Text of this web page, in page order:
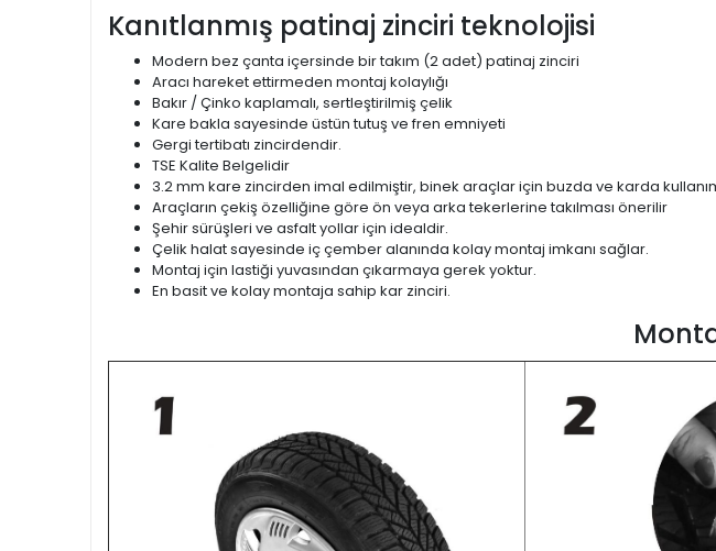
Kanıtlanmış patinaj zinciri teknolojisi
Modern bez çanta içersinde bir takım (2 adet) patinaj zinciri
Aracı hareket ettirmeden montaj kolaylığı
Bakır / Çinko kaplamalı, sertleştirilmiş çelik
Kare bakla sayesinde üstün tutuş ve fren emniyeti
Gergi tertibatı zincirdendir.
TSE Kalite Belgelidir
3.2 mm kare zincirden imal edilmiştir, binek araçlar için buzda ve karda
Araçların çekiş özelliğine göre ön veya arka tekerlerine takılması önerilir
Şehir sürüşleri ve asfalt yollar için idealdir.
Çelik halat sayesinde iç çember alanında kolay montaj imkanı sağlar.
Montaj için lastiği yuvasından çıkarmaya gerek yoktur.
En basit ve kolay montaja sahip kar zinciri.